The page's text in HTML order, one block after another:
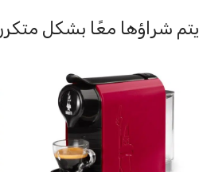
يتم شراؤها معًا بشكل متكرر